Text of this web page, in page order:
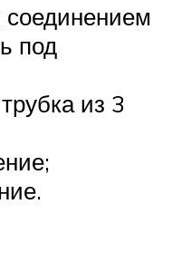
соединением
под
из 3